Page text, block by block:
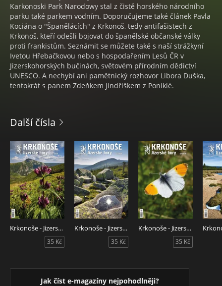
Karkonoski Park Narodowy stal z čistě horského národního
parku také parkem vodním. Doporučujeme také článek Pavla
Kociána o "Španělácích" z Krkonoš, tedy antifašistech z
Krkonoš, kteří odešli bojovat do španělské občanské války
proti frankistům. Seznámit se můžete také s naší strážkyní
Ivetou Hřebačkovou nebo s hospodařením Lesů ČR v
Jizerskohorských bučinách, světovém přírodním dědictví
UNESCO. A nechybí ani pamětnický rozhovor Libora Duška,
tentokrát s panem Zdeňkem Jindřiškem z Poniklé.
Další čísla
Krkonoše - Jizerské hory 8/2026
35 Kč
Krkonoše - Jizerské hory 7/2026
35 Kč
Krkonoše - Jizerské hory Krkonoše - Jizerské ho 5/2026
35 Kč
Jak číst e-magazíny nejpohodlněji?